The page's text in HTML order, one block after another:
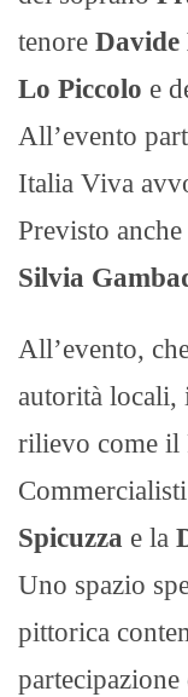
tenore Davide
Lo Piccolo e
All’evento
Italia Viva
Previsto
Silvia
All’evento,
autorità locali,
rilievo come il
Spicuzza e la
Uno spazio
pittorica